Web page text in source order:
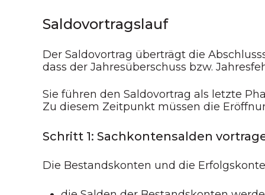
Saldovortragslauf
Der Saldovortrag überträgt die
dass der Jahresüberschuss bzw.
Sie führen den Saldovortrag als letzte
Zu diesem Zeitpunkt müssen die
Schritt 1: Sachkontensalden
Die Bestandskonten und die